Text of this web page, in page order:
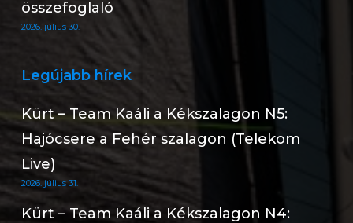
összefoglaló
2026. július 30.
Legújabb hírek
Kürt – Team Kaáli a Kékszalagon N5:
Hajócsere a Fehér szalagon (Telekom
Live)
2026. július 31.
Kürt – Team Kaáli a Kékszalagon N4: